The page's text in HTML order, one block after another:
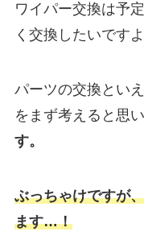
ワイパー交換は予
く交換したいですよ
パーツの交換とい
をまず考えると思
す。
ぶっちゃけですが
ます…！